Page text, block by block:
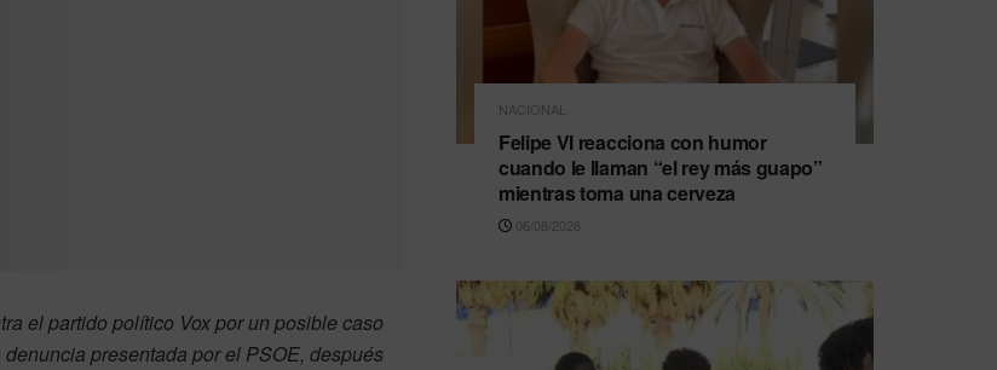
el partido político Vox por un posible caso
presentada por el PSOE, después
NACIONAL
Felipe VI reacciona con humor
cuando le llaman “el rey más guapo”
mientras toma una cerveza
06/08/2026